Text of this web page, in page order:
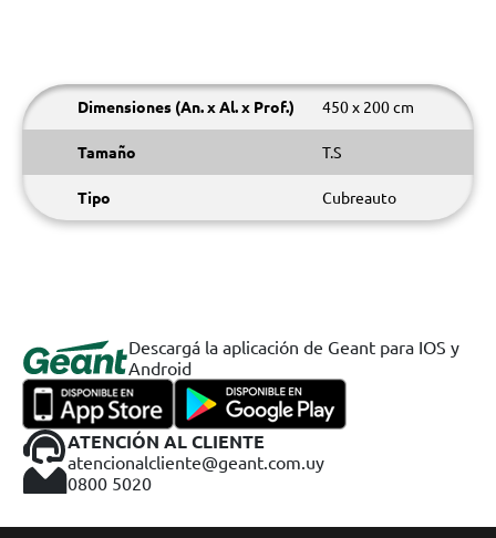
Dimensiones (An. x Al. x Prof.) 450 x 200 cm
Tamaño T.S
Tipo Cubreauto
Descargá la aplicación de Geant para IOS y
Android
ATENCIÓN AL CLIENTE
atencionalcliente@geant.com.uy
0800 5020